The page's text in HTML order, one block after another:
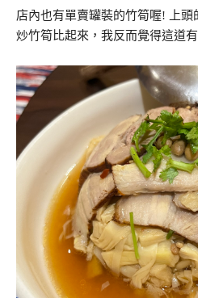
店內也有單賣罐裝的竹筍喔! 上
炒竹筍比起來，我反而覺得這道有